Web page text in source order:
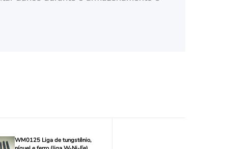
WM0125 Liga de tungstênio,